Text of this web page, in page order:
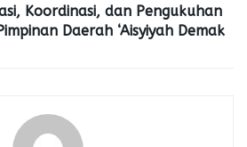
Koordinasi, dan Pengukuhan
Daerah ‘Aisyiyah Demak